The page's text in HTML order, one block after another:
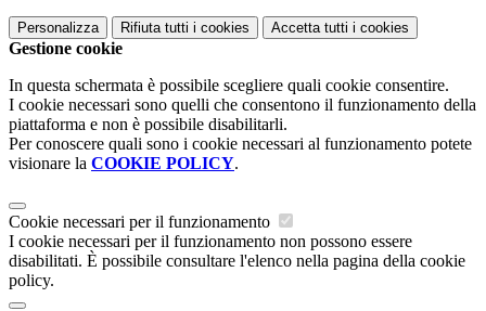
Personalizza Rifiuta tutti i cookies Accetta tutti i cookies
Gestione cookie
In questa schermata è possibile scegliere quali cookie consentire.
I cookie necessari sono quelli che consentono il funzionamento della
piattaforma e non è possibile disabilitarli.
Per conoscere quali sono i cookie necessari al funzionamento potete
visionare la COOKIE POLICY.
Cookie necessari per il funzionamento
I cookie necessari per il funzionamento non possono essere
disabilitati. È possibile consultare l'elenco nella pagina della cookie
policy.